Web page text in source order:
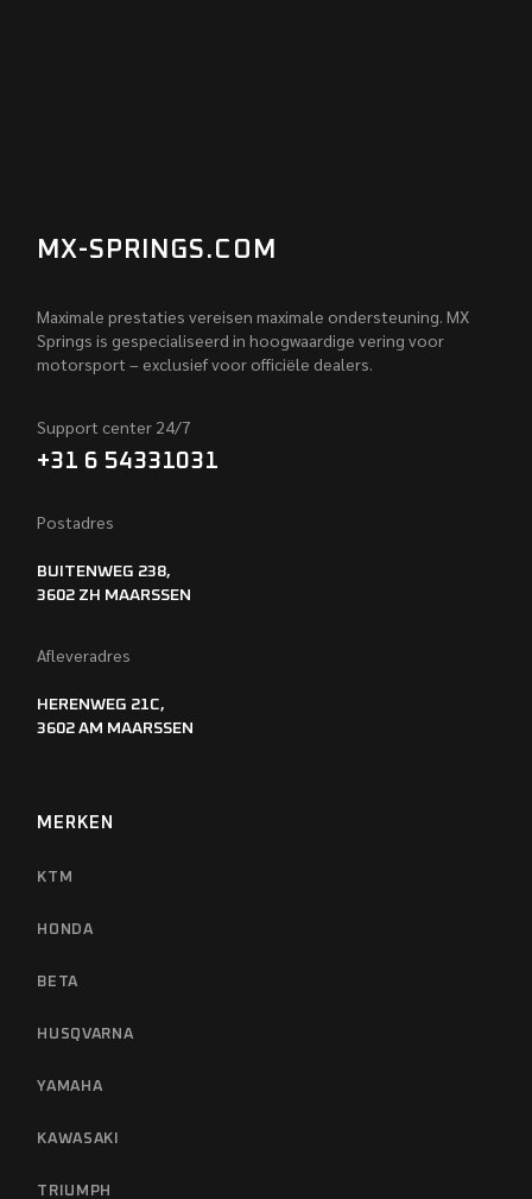
MX-SPRINGS.COM
Maximale prestaties vereisen maximale ondersteuning. MX
Springs is gespecialiseerd in hoogwaardige vering voor
motorsport – exclusief voor officiële dealers.
Support center 24/7
+31 6 54331031
Postadres
BUITENWEG 238,
3602 ZH MAARSSEN
Afleveradres
HERENWEG 21C,
3602 AM MAARSSEN
MERKEN
KTM
HONDA
BETA
HUSQVARNA
YAMAHA
KAWASAKI
TRIUMPH